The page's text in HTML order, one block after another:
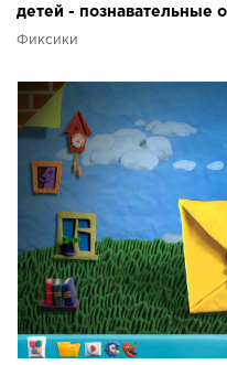
детей - познавательные
Фиксики